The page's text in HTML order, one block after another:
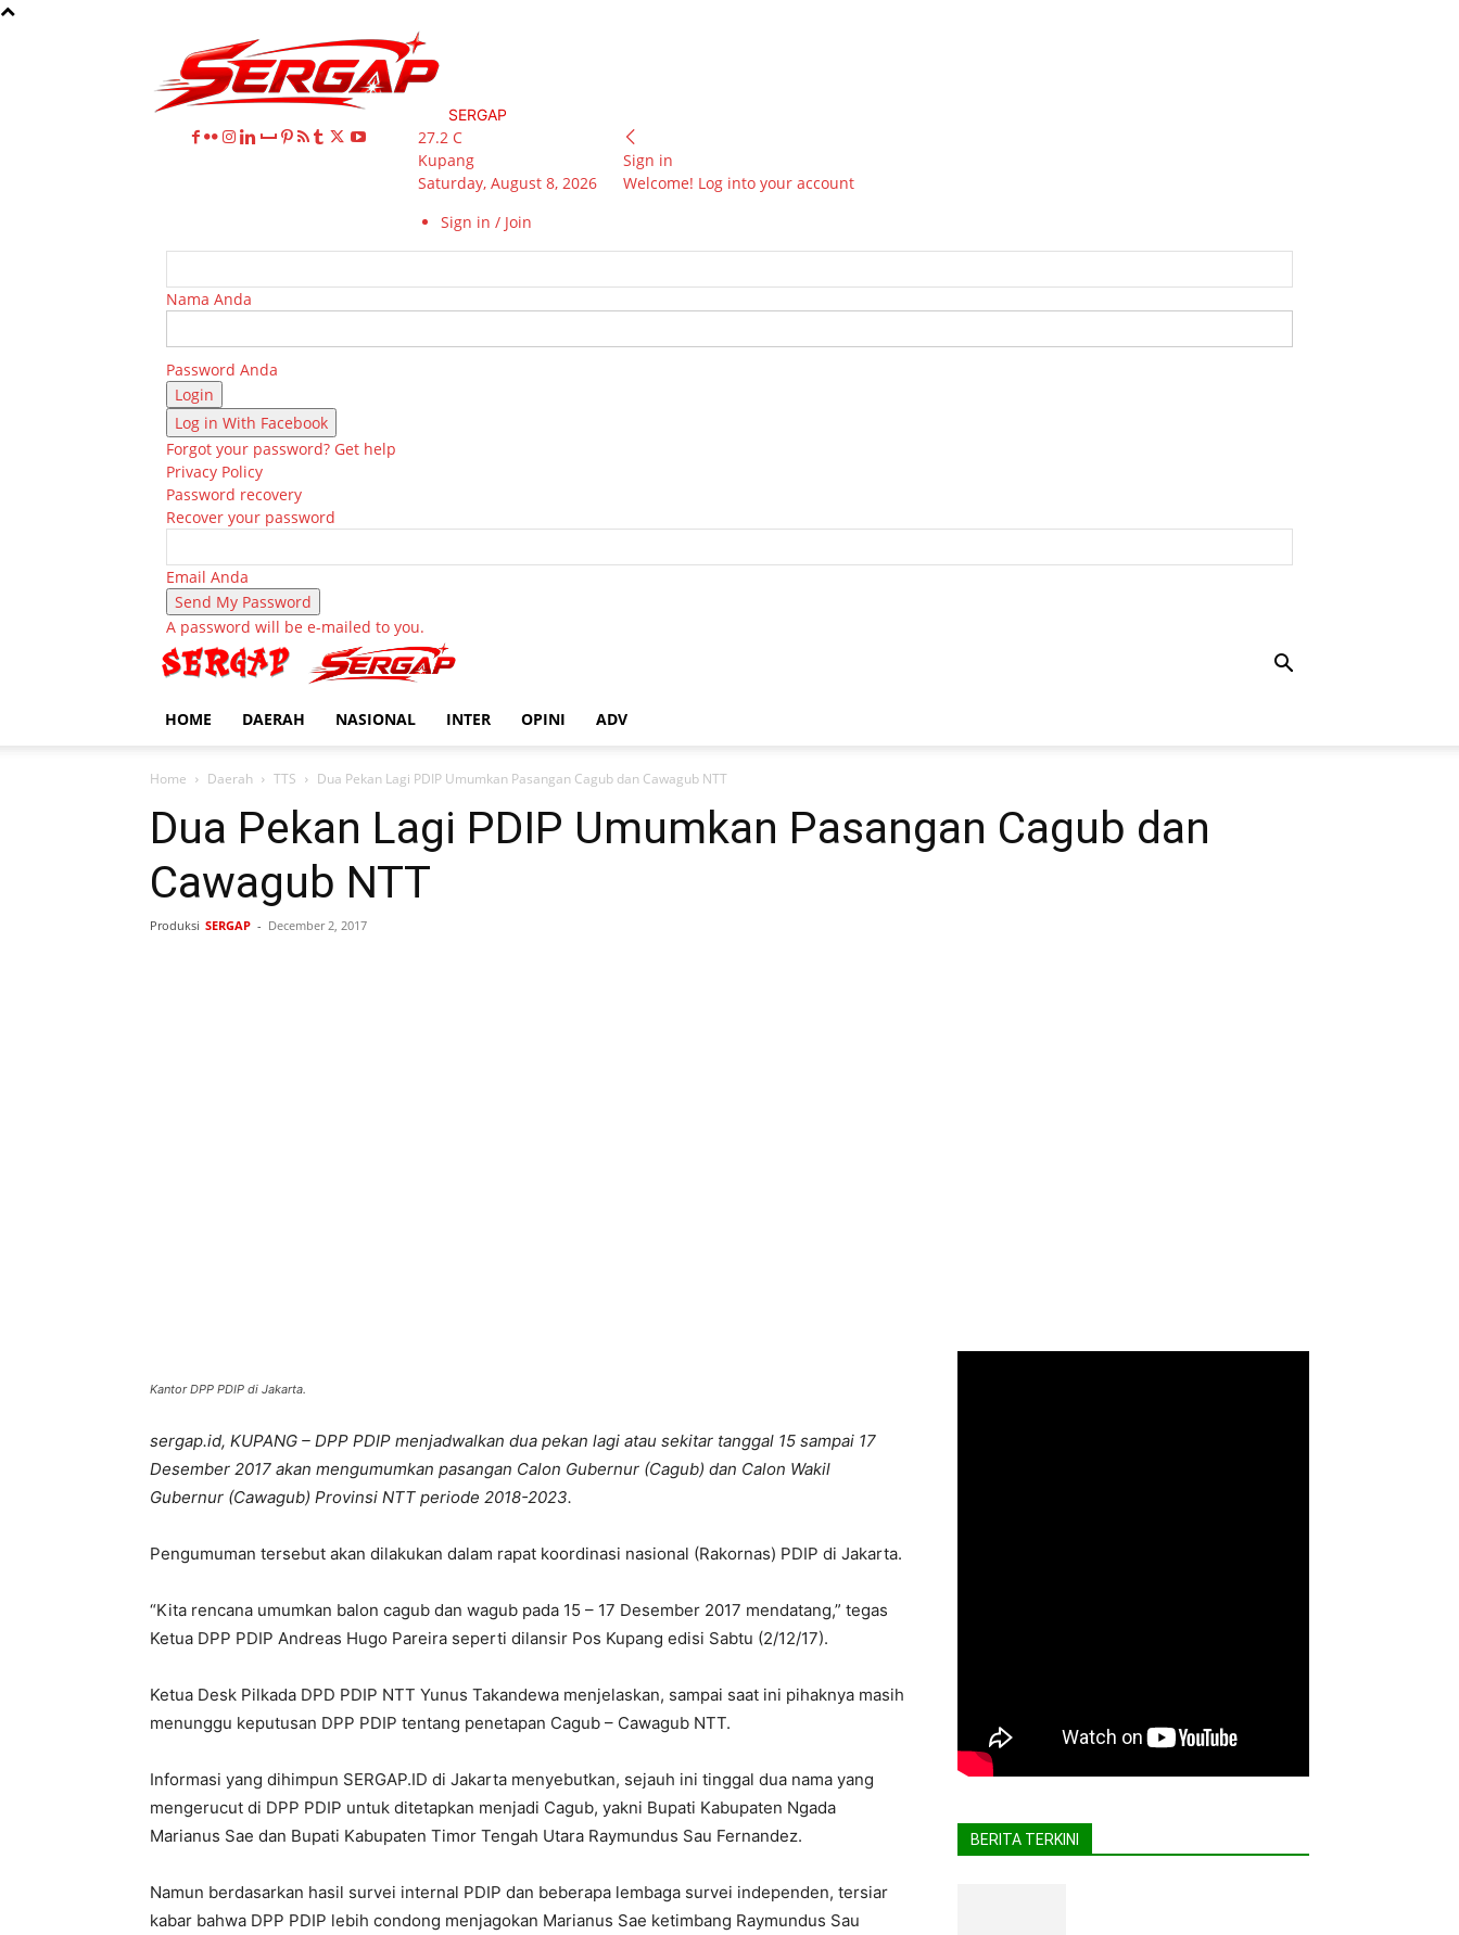
SERGAP
27.2 C
Kupang
Saturday, August 8, 2026
Sign in / Join
Sign in
Welcome! Log into your account
Nama Anda
Password Anda
Log in With Facebook
Forgot your password? Get help
Privacy Policy
Password recovery
Recover your password
Email Anda
A password will be e-mailed to you.
HOME DAERAH NASIONAL INTER OPINI ADV
Home Daerah TTS Dua Pekan Lagi PDIP Umumkan Pasangan Cagub dan Cawagub NTT
Dua Pekan Lagi PDIP Umumkan Pasangan Cagub dan
Cawagub NTT
Produksi SERGAP - December 2, 2017
Kantor DPP PDIP di Jakarta.
sergap.id, KUPANG – DPP PDIP menjadwalkan dua pekan lagi atau sekitar tanggal 15 sampai 17
Desember 2017 akan mengumumkan pasangan Calon Gubernur (Cagub) dan Calon Wakil
Gubernur (Cawagub) Provinsi NTT periode 2018-2023.
Pengumuman tersebut akan dilakukan dalam rapat koordinasi nasional (Rakornas) PDIP di Jakarta.
“Kita rencana umumkan balon cagub dan wagub pada 15 – 17 Desember 2017 mendatang,” tegas
Ketua DPP PDIP Andreas Hugo Pareira seperti dilansir Pos Kupang edisi Sabtu (2/12/17).
Ketua Desk Pilkada DPD PDIP NTT Yunus Takandewa menjelaskan, sampai saat ini pihaknya masih
menunggu keputusan DPP PDIP tentang penetapan Cagub – Cawagub NTT.
Informasi yang dihimpun SERGAP.ID di Jakarta menyebutkan, sejauh ini tinggal dua nama yang
mengerucut di DPP PDIP untuk ditetapkan menjadi Cagub, yakni Bupati Kabupaten Ngada
Marianus Sae dan Bupati Kabupaten Timor Tengah Utara Raymundus Sau Fernandez.
Namun berdasarkan hasil survei internal PDIP dan beberapa lembaga survei independen, tersiar
kabar bahwa DPP PDIP lebih condong menjagokan Marianus Sae ketimbang Raymundus Sau
BERITA TERKINI